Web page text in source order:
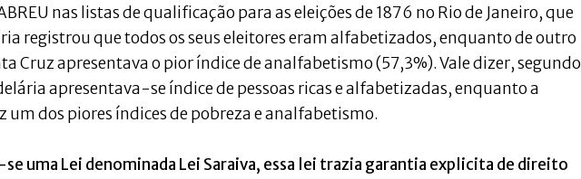
nas listas de qualificação para as eleições de 1876 no Rio de Janeiro, que
registrou que todos os seus eleitores eram alfabetizados, enquanto de outro
Cruz apresentava o pior índice de analfabetismo (57,3%). Vale dizer, segundo
apresentava-se índice de pessoas ricas e alfabetizadas, enquanto a
um dos piores índices de pobreza e analfabetismo.
uma Lei denominada Lei Saraiva, essa lei trazia garantia explicita de direito